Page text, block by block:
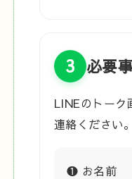
3 必要
LINEのトーク
連絡ください。
❶ お名前